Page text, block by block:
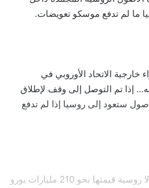
ما لم تدفع موسكو تعويضات.
خارجية الاتحاد الأوروبي في
إذا تم التوصل إلى وقف لإطلاق
ستعود إلى روسيا إذا لم تدفع
ويقول الاتحاد الأوروبي إن أصولا روسية قيمتها نحو 210 مليارات يورو